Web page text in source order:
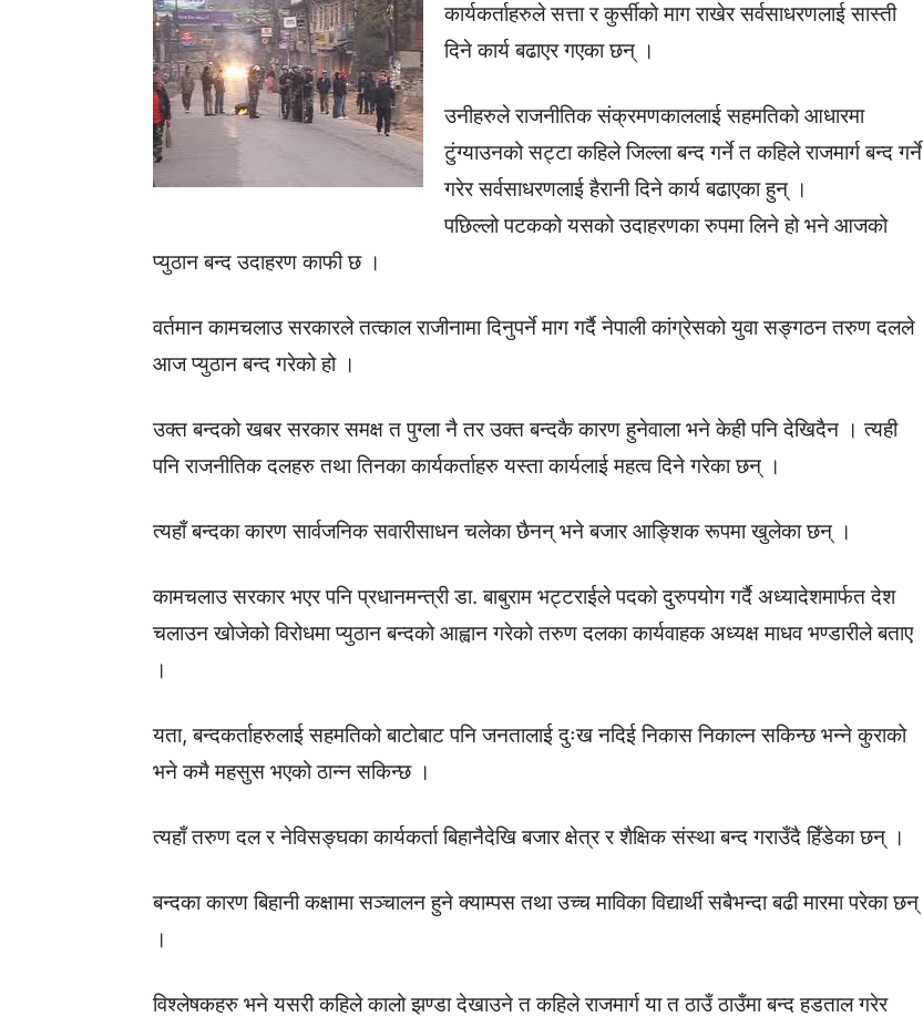
कार्यकर्ताहरुले सत्ता र कुर्सीको माग राखेर सर्वसाधरणलाई सास्ती
दिने कार्य बढाएर गएका छन् ।
उनीहरुले राजनीतिक संक्रमणकाललाई सहमतिको आधारमा
टुंग्याउनको सट्टा कहिले जिल्ला बन्द गर्ने त कहिले राजमार्ग बन्द गर्ने
गरेर सर्वसाधरणलाई हैरानी दिने कार्य बढाएका हुन् ।
पछिल्लो पटकको यसको उदाहरणका रुपमा लिने हो भने आजको
प्युठान बन्द उदाहरण काफी छ ।
वर्तमान कामचलाउ सरकारले तत्काल राजीनामा दिनुपर्ने माग गर्दै नेपाली कांग्रेसको युवा सङ्गठन तरुण दलले
आज प्युठान बन्द गरेको हो ।
उक्त बन्दको खबर सरकार समक्ष त पुग्ला नै तर उक्त बन्दकै कारण हुनेवाला भने केही पनि देखिदैन । त्यही
पनि राजनीतिक दलहरु तथा तिनका कार्यकर्ताहरु यस्ता कार्यलाई महत्व दिने गरेका छन् ।
त्यहाँ बन्दका कारण सार्वजनिक सवारीसाधन चलेका छैनन् भने बजार आङ्शिक रूपमा खुलेका छन् ।
कामचलाउ सरकार भएर पनि प्रधानमन्त्री डा. बाबुराम भट्टराईले पदको दुरुपयोग गर्दै अध्यादेशमार्फत देश
चलाउन खोजेको विरोधमा प्युठान बन्दको आह्वान गरेको तरुण दलका कार्यवाहक अध्यक्ष माधव भण्डारीले बताए
।
यता, बन्दकर्ताहरुलाई सहमतिको बाटोबाट पनि जनतालाई दुःख नदिई निकास निकाल्न सकिन्छ भन्ने कुराको
भने कमै महसुस भएको ठान्न सकिन्छ ।
त्यहाँ तरुण दल र नेविसङ्घका कार्यकर्ता बिहानैदेखि बजार क्षेत्र र शैक्षिक संस्था बन्द गराउँदै हिँडेका छन् ।
बन्दका कारण बिहानी कक्षामा सञ्चालन हुने क्याम्पस तथा उच्च माविका विद्यार्थी सबैभन्दा बढी मारमा परेका छन्
।
विश्लेषकहरु भने यसरी कहिले कालो झण्डा देखाउने त कहिले राजमार्ग या त ठाउँ ठाउँमा बन्द हडताल गरेर